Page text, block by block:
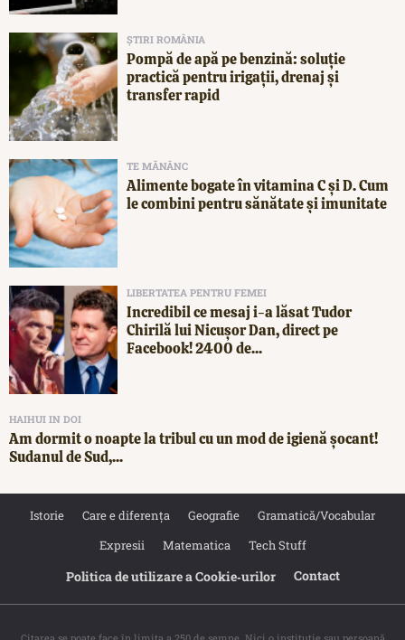
ȘTIRI ROMÂNIA
Pompă de apă pe benzină: soluție
practică pentru irigații, drenaj și
transfer rapid
TE MĂNÂNC
Alimente bogate în vitamina C și D. Cum
le combini pentru sănătate și imunitate
LIBERTATEA PENTRU FEMEI
Incredibil ce mesaj i-a lăsat Tudor
Chirilă lui Nicușor Dan, direct pe
Facebook! 2400 de...
HAIHUI IN DOI
Am dormit o noapte la tribul cu un mod de igienă șocant!
Sudanul de Sud,...
Istorie Care e diferența Geografie
Gramatică/Vocabular
Expresii
Matematica Tech Stuff
Politica de utilizare a Cookie‐urilor Contact
Citarea se poate face în limita a 250 de semne. Nici o instituţie sau persoană